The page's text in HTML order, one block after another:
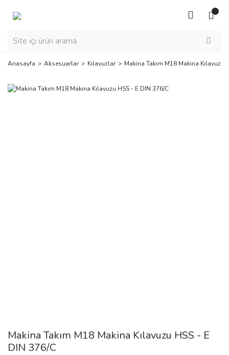
Anasayfa Aksesuarlar Kılavuzlar Makina Takım M18 Makina Kılavuzu
Makina Takım M18 Makina Kılavuzu HSS - E
DIN 376/C